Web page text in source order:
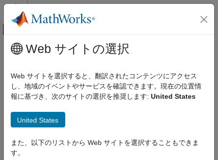
コンテンツへスキップ
オフキャンバス ナビゲーション メ
ドキュメンテーションのホーム
Statistics and Machine Learning Toolbox
分類
項目一覧
構文
メインコンテンツ
predict
公平性のしきい値で調整された予測ラベル
R2023a 以降
構文
fairnessLabels = predict(thresholder,Tbl)
fairnessLabels = predict(thresholder,X,attribute)
Web サイトの選択
Web サイトを選択すると、翻訳されたコンテンツにアクセス
し、地域のイベントやサービスを確認できます。現在の位置情
報に基づき、次のサイトの選択を推奨します: United States
United States
また、以下のリストから Web サイトを選択することもできま
す。